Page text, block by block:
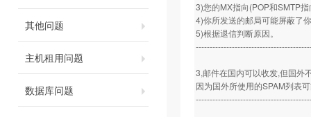
其他问题
主机租用问题
数据库问题
3)您的MX指向(POP和SMTP
4)你所发送的邮局可能屏蔽了
5)根据退信判断原因。
3,邮件在国内可以收发,但国外
因为国外所使用的SPAM列表